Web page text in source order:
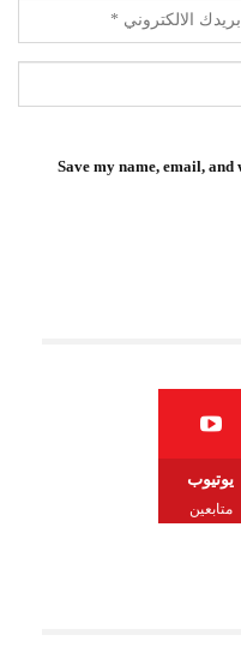
Save my name, email,
يوتيوب
متابعين